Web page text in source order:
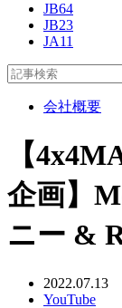
JB64
JB23
JA11
会社概要
【
企画】
ニー &
2022.07.13
YouTube